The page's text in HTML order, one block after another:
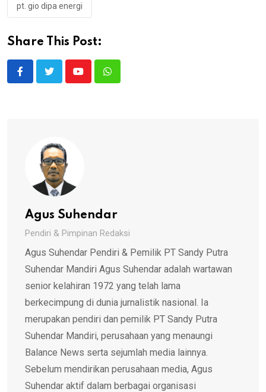
pt. gio dipa energi
Share This Post:
YoutubeWhatsapp
Agus Suhendar
Pendiri & Pimpinan Redaksi
Agus Suhendar Pendiri & Pemilik PT Sandy Putra
Suhendar Mandiri Agus Suhendar adalah wartawan
senior kelahiran 1972 yang telah lama
berkecimpung di dunia jurnalistik nasional. Ia
merupakan pendiri dan pemilik PT Sandy Putra
Suhendar Mandiri, perusahaan yang menaungi
Balance News serta sejumlah media lainnya.
Sebelum mendirikan perusahaan media, Agus
Suhendar aktif dalam berbagai organisasi